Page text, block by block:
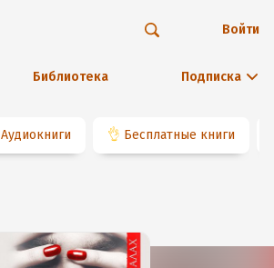
Библиотека Подписка
Войти
Аудиокниги 👌 Бесплатные книги